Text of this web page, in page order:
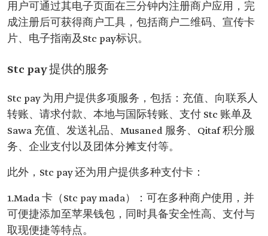
用户可通过其电子页面在三分钟内注册商户应用，完
成注册后可获得商户工具，包括商户二维码、宣传卡
片、电子指南及Stc pay标识。
Stc pay 提供的服务
Stc pay 为用户提供多项服务，包括：充值、向联系人
转账、请求付款、本地与国际转账、支付 Stc 账单及
Sawa 充值、发送礼品、Musaned 服务、Qitaf 积分服
务、企业支付以及团体分摊支付等。
此外，Stc pay 还为用户提供多种支付卡：
1.Mada 卡（Stc pay mada）：可在多种商户使用，并
可便捷添加至苹果钱包，同时具备安全性高、支付与
取现便捷等特点。